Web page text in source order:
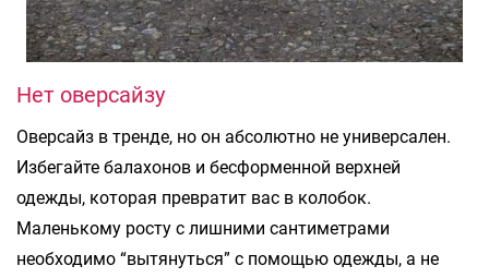
Нет оверсайзу
Оверсайз в тренде, но он абсолютно не универсален.
Избегайте балахонов и бесформенной верхней
одежды, которая превратит вас в колобок.
Маленькому росту с лишними сантиметрами
необходимо “вытянуться” с помощью одежды, а не